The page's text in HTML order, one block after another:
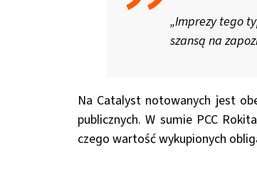
„Imprezy tego
szansą na
Na Catalyst notowanych jest
publicznych. W sumie PCC
czego wartość wykupionych